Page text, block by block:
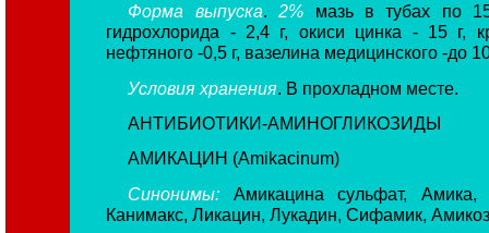
Форма выпуска.2% мазь в тубах по
гидрохлорида - 2,4 г, окиси цинка - 15 г,
нефтяного -0,5 г, вазелина медицинского -до
Условия хранения. В прохладном месте.
АНТИБИОТИКИ-АМИНОГЛИКОЗИДЫ
АМИКАЦИН (Amikacinum)
Синонимы: Амикацина сульфат, Амика,
Канимакс, Ликацин, Лукадин, Сифамик,